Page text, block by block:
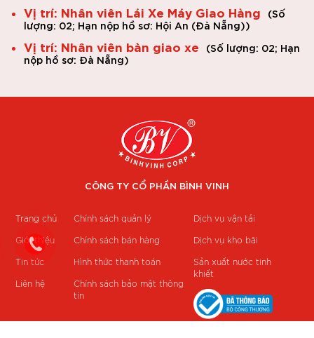
Vị trí: Nhân viên Lái Xe Máy Giao Hàng (Số
lượng: 02; Hạn nộp hồ sơ: Hội An (Đà Nẵng))
Vị trí: Nhân viên bàn giao xe (Số lượng: 02; Hạn
nộp hồ sơ: Đà Nẵng)
CÔNG TY CỔ PHẦN BÌNH VINH
Trang chủ
Giới thiệu
Tin tức
Liên hệ
Chính sách quản lý
Chính sách bán hàng
Hình thức thanh toán
Chính sách bảo mật thông
tin
Dịch vụ vận tải
Dịch vụ kho bãi
Sản xuất nước tinh
khiết